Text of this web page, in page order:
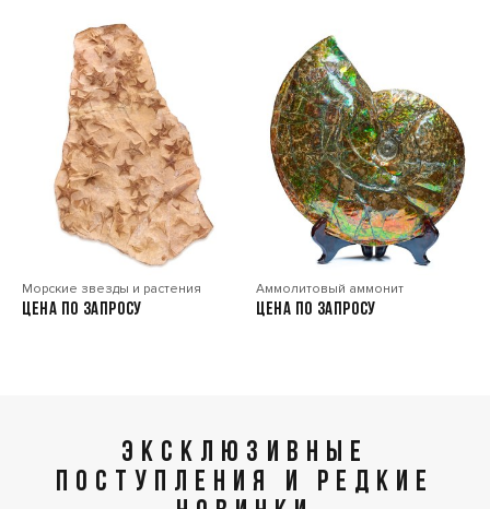
Морские звезды и растения
Цена по запросу
Аммолитовый аммонит
Цена по запросу
ЭКСКЛЮЗИВНЫЕ
ПОСТУПЛЕНИЯ И РЕДКИЕ